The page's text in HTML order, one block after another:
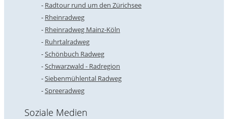
Radtour rund um den Zürichsee
Rheinradweg
Rheinradweg Mainz-Köln
Ruhrtalradweg
Schönbuch Radweg
Schwarzwald - Radregion
Siebenmühlental Radweg
Spreeradweg
Soziale Medien